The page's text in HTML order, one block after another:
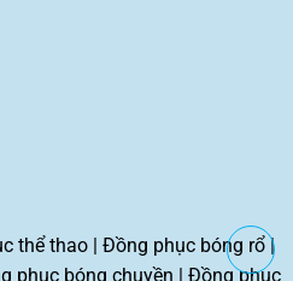
thể thao| Đồng phục bóng rổ|
phục bóng chuyền Đồng phục